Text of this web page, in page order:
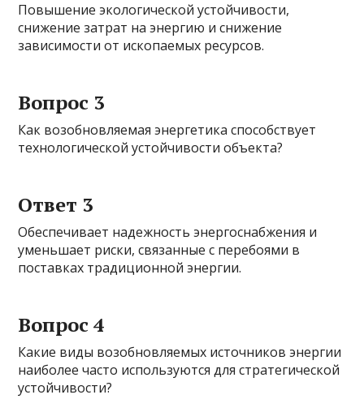
Повышение экологической устойчивости,
снижение затрат на энергию и снижение
зависимости от ископаемых ресурсов.
Вопрос 3
Как возобновляемая энергетика способствует
технологической устойчивости объекта?
Ответ 3
Обеспечивает надежность энергоснабжения и
уменьшает риски, связанные с перебоями в
поставках традиционной энергии.
Вопрос 4
Какие виды возобновляемых источников энергии
наиболее часто используются для стратегической
устойчивости?